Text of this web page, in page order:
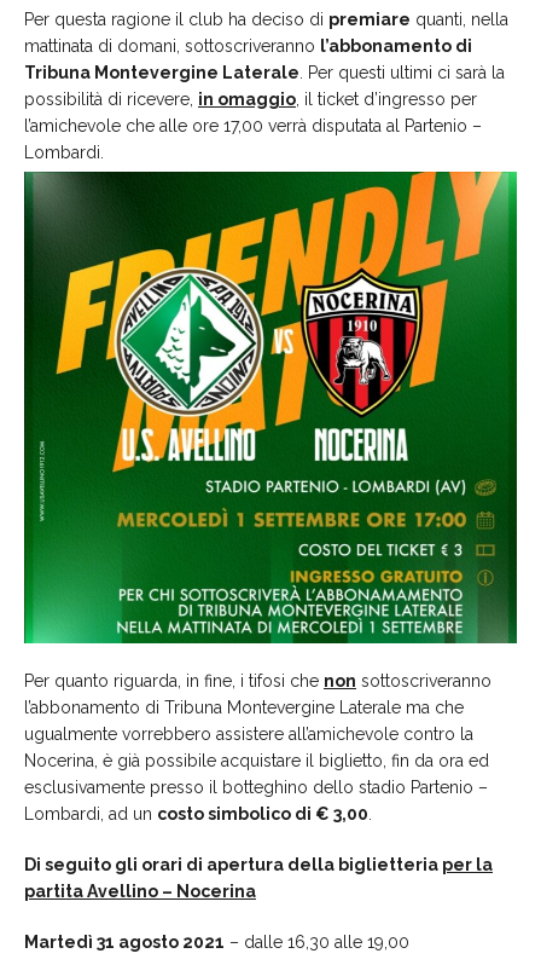
Per questa ragione il club ha deciso di premiare quanti, nella
mattinata di domani, sottoscriveranno l’abbonamento di
Tribuna Montevergine Laterale . Per questi ultimi ci sarà la
possibilità di ricevere, in omaggio , il ticket d’ingresso per
l’amichevole che alle ore 17,00 verrà disputata al Partenio –
Lombardi.
Per quanto riguarda, in fine, i tifosi che non sottoscriveranno
l’abbonamento di Tribuna Montevergine Laterale ma che
ugualmente vorrebbero assistere all’amichevole contro la
Nocerina, è già possibile acquistare il biglietto, fin da ora ed
esclusivamente presso il botteghino dello stadio Partenio –
Lombardi, ad un costo simbolico di € 3,00
Di seguito gli orari di apertura della biglietteria per la
partita Avellino – Nocerina
Martedì 31 agosto 2021 – dalle 16,30 alle 19,00